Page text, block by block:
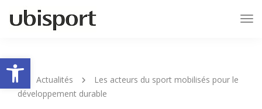
Ouvrir la barre d’outils
Actualités
Les acteurs du sport mobilisés pour le
développement durable